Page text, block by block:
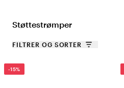
Støttestrømper
FILTRER OG SORTER
-15%